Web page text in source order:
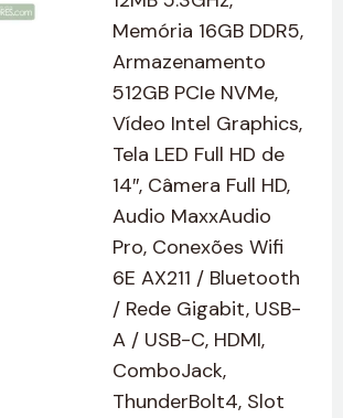
Memória 16GB DDR5,
Armazenamento
512GB PCIe NVMe,
Vídeo Intel Graphics,
Tela LED Full HD de
14″, Câmera Full HD,
Audio MaxxAudio
Pro, Conexões Wifi
6E AX211 / Bluetooth
/ Rede Gigabit, USB-
A / USB-C, HDMI,
ComboJack,
ThunderBolt4, Slot